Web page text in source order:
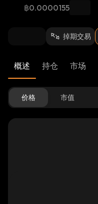
฿0.0000155
掉期交易
概述 持仓 市场
价格 市值